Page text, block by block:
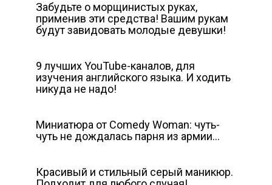
Забудьте о морщинистых руках,
применив эти средства! Вашим рукам
будут завидовать молодые девушки!
9 лучших YouTube-каналов, для
изучения английского языка. И ходить
никуда не надо!
Миниатюра от Comedy Woman: чуть-
чуть не дождалась парня из армии…
Красивый и стильный серый маникюр.